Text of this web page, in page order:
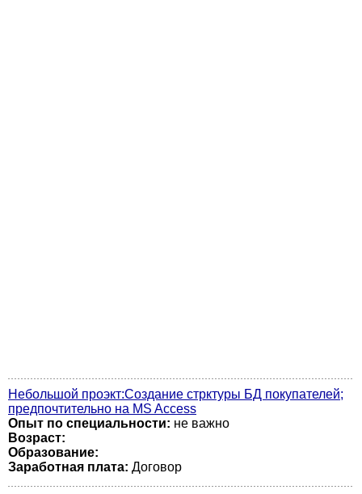
Небольшой проэкт:Создание стрктуры БД покупателей;
предпочтительно на MS Access
Опыт по специальности: не важно
Возраст:
Образование:
Заработная плата: Договор